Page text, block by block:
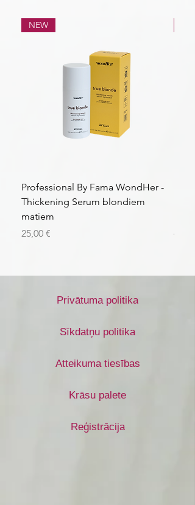
NEW
Professional By Fama WondHer -
Thickening Serum blondiem
matiem
Cena
25,00 €
Cena
43,56
Privātuma politika
Sīkdatņu politika
Atteikuma tiesības
Krāsu palete
Reģistrācija